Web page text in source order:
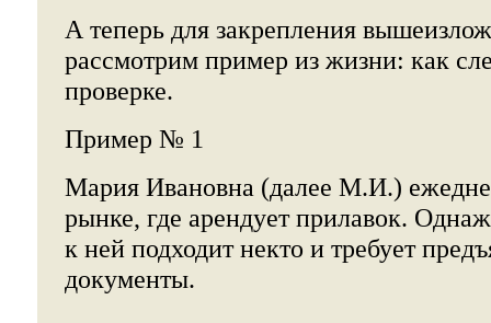
А теперь для закрепления
рассмотрим пример из жизни: как
проверке.
Пример № 1
Мария Ивановна (далее М.И.)
рынке, где арендует прилавок.
к ней подходит некто и требует
документы.